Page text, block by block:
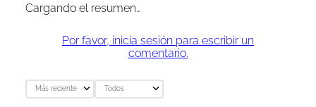
Cargando el resumen…
Por favor, inicia sesión para escribir un
comentario.
Más reciente Todos